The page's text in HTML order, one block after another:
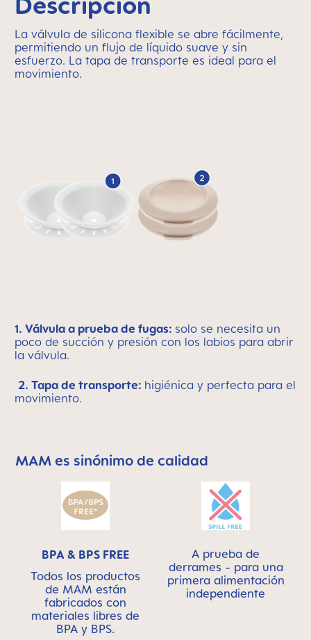
La válvula de silicona flexible se abre fácilmente,
permitiendo un flujo de líquido suave y sin
esfuerzo. La tapa de transporte es ideal para el
movimiento.
1. Válvula a prueba de fugas: solo se necesita un
poco de succión y presión con los labios para abrir
la válvula.
2. Tapa de transporte: higiénica y perfecta para el
movimiento.
Skip MAM Means Quality Icon Bar
MAM es sinónimo de calidad
BPA & BPS FREE
Todos los productos
de MAM están
fabricados con
materiales libres de
BPA y BPS.
A prueba de
derrames - para una
primera alimentación
independiente